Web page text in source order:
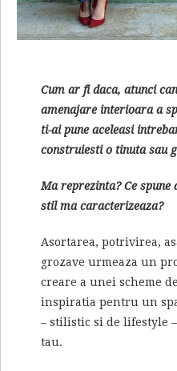
Cum ar fi daca, atunci
amenajare interioara a
ti-ai pune aceleasi
construiesti o tinuta sau
Ma reprezinta? Ce spune
stil ma caracterizeaza?
Asortarea, potrivirea,
grozave urmeaza un
creare a unei scheme
inspiratia pentru un
– stilistic si de lifestyle
tau.